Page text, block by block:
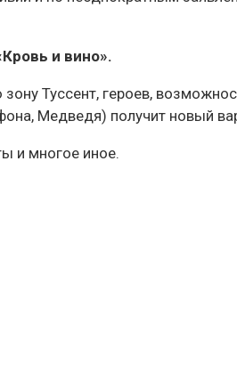
и вино».
Туссент, героев,
Медведя) получит новый
и многое иное.